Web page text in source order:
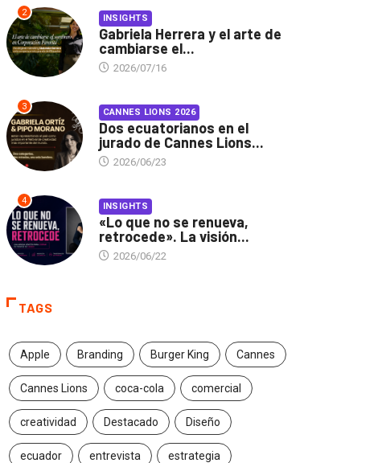
2 INSIGHTS
Gabriela Herrera y el arte de
cambiarse el...
2026/07/16
3 CANNES LIONS 2026
Dos ecuatorianos en el
jurado de Cannes Lions...
2026/06/23
4 INSIGHTS
«Lo que no se renueva,
retrocede». La visión...
2026/06/22
TAGS
Apple Branding Burger King Cannes
Cannes Lions coca-cola comercial
creatividad Destacado Diseño
ecuador entrevista estrategia